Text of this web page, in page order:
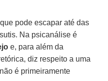
pode escapar até das
Na psicanálise é
e, para além da
diz respeito a uma
é primeiramente